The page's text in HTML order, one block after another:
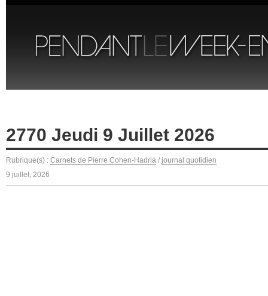
2770 Jeudi 9 Juillet 2026
Rubrique(s) : Carnets de Pierre Cohen-Hadria / journal quotidien
9 juillet, 2026